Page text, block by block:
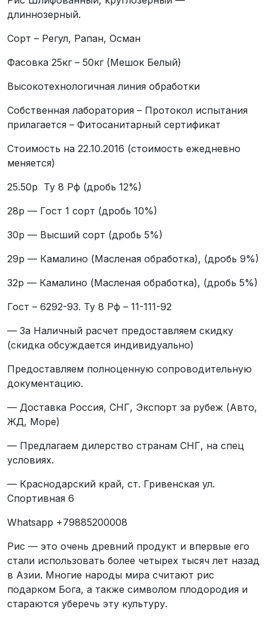
длиннозерный.
Сорт – Регул, Рапан, Осман
Фасовка 25кг – 50кг (Мешок Белый)
Высокотехнологичная линия обработки
Собственная лаборатория – Протокол испытания
прилагается – Фитосанитарный сертификат
Стоимость на 22.10.2016 (стоимость ежедневно
меняется)
25.50р Ту 8 Рф (дробь 12%)
28р — Гост 1 сорт (дробь 10%)
30р — Высший сорт (дробь 5%)
29р — Камалино (Масленая обработка), (дробь 9%)
32р — Камалино (Масленая обработка), (дробь 5%)
Гост – 6292-93. Ту 8 Рф – 11-111-92
— За Наличный расчет предоставляем скидку
(скидка обсуждается индивидуально)
Предоставляем полноценную сопроводительную
документацию.
— Доставка Россия, СНГ, Экспорт за рубеж (Авто,
ЖД, Море)
— Предлагаем дилерство странам СНГ, на спец
условиях.
— Краснодарский край, ст. Гривенская ул.
Спортивная 6
Whatsapp +79885200008
Рис — это очень древний продукт и впервые его
стали использовать более четырех тысяч лет назад
в Азии. Многие народы мира считают рис
подарком Бога, а также символом плодородия и
стараются уберечь эту культуру.